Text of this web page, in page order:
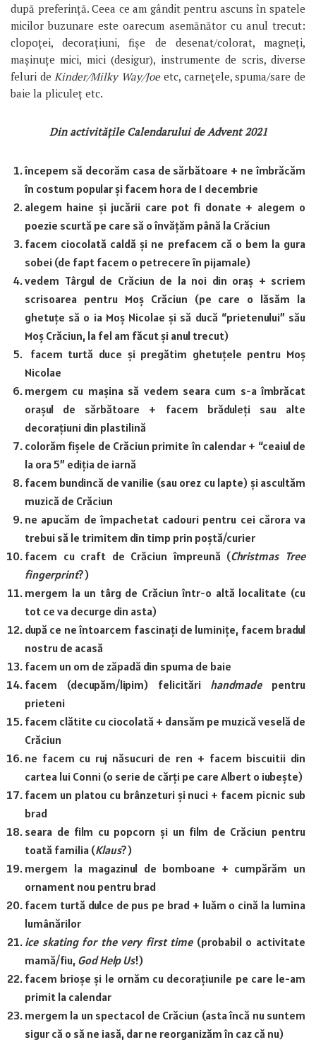
după preferință. Ceea ce am gândit pentru ascuns în spatele
micilor buzunare este oarecum asemănător cu anul trecut:
clopoței, decorațiuni, fișe de desenat/colorat, magneți,
mașinuțe mici, mici (desigur), instrumente de scris, diverse
feluri de Kinder/Milky Way/Joeetc, carnețele, spuma/sare de
baie la pliculeț etc.
Din activitățile Calendarului de Advent 2021
începem să decorăm casa de sărbătoare + ne îmbrăcăm
în costum popular și facem hora de 1 decembrie
alegem haine și jucării care pot fi donate + alegem o
poezie scurtă pe care să o învățăm până la Crăciun
facem ciocolată caldă și ne prefacem că o bem la gura
sobei (de fapt facem o petrecere în pijamale)
vedem Târgul de Crăciun de la noi din oraș + scriem
scrisoarea pentru Moș Crăciun (pe care o lăsăm la
ghetuțe să o ia Moș Nicolae și să ducă “prietenului” său
Moș Crăciun, la fel am făcut și anul trecut)
facem turtă duce și pregătim ghetuțele pentru Moș
Nicolae
mergem cu mașina să vedem seara cum s-a îmbrăcat
orașul de sărbătoare + facem brăduleți sau alte
decorațiuni din plastilină
colorăm fișele de Crăciun primite în calendar + “ceaiul de
la ora 5” ediția de iarnă
facem bundincă de vanilie (sau orez cu lapte) și ascultăm
muzică de Crăciun
ne apucăm de împachetat cadouri pentru cei cărora va
trebui să le trimitem din timp prin poștă/curier
facem cu craft de Crăciun împreună (Christmas Tree
fingerprint?)
mergem la un târg de Crăciun într-o altă localitate (cu
tot ce va decurge din asta)
după ce ne întoarcem fascinați de luminițe, facem bradul
nostru de acasă
facem un om de zăpadă din spuma de baie
facem (decupăm/lipim) felicitări handmadepentru
prieteni
facem clătite cu ciocolată + dansăm pe muzică veselă de
Crăciun
ne facem cu ruj năsucuri de ren + facem biscuitii din
cartea lui Conni (o serie de cărți pe care Albert o iubește)
facem un platou cu brânzeturi și nuci + facem picnic sub
brad
seara de film cu popcorn și un film de Crăciun pentru
toată familia (Klaus?)
mergem la magazinul de bomboane + cumpărăm un
ornament nou pentru brad
facem turtă dulce de pus pe brad + luăm o cină la lumina
lumânărilor
ice skating for the very first time(probabil o activitate
mamă/fiu, God Help Us!)
facem brioșe și le ornăm cu decorațiunile pe care le-am
primit la calendar
mergem la un spectacol de Crăciun (asta încă nu suntem
sigur că o să ne iasă, dar ne reorganizăm în caz că nu)